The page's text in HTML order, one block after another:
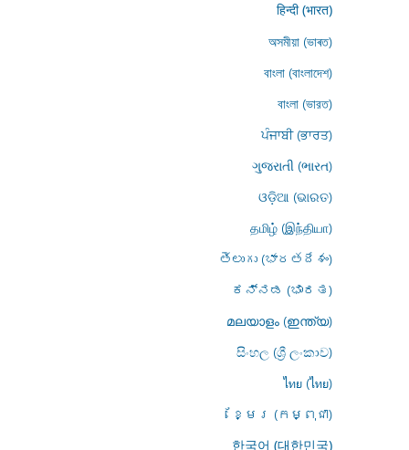
हिन्दी (भारत)
অসমীয়া (ভাৰত)
বাংলা (বাংলাদেশ)
বাংলা (ভারত)
ਪੰਜਾਬੀ (ਭਾਰਤ)
ગુજરાતી (ભારત)
ଓଡ଼ିଆ (ଭାରତ)
தமிழ் (இந்தியா)
తెలుగు (భారతదేశం)
ಕನ್ನಡ (ಭಾರತ)
മലയാളം (ഇന്ത്യ)
සිංහල (ශ්‍රී ලංකාව)
ไทย (ไทย)
ខ្មែរ (កម្ពុជា)
한국어 (대한민국)